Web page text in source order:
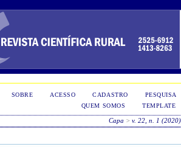
SOBRE ACESSO CADASTRO
PESQUISA
QUEM SOMOS
TEMPLATE
Capa >v. 22, n. 1 (2020)